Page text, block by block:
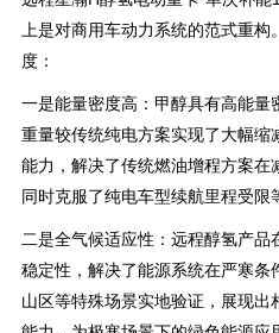
上是对商用车动力系统的范式重
度：
一是‌能量密度高：甲醇具有高能
重量较传统纯电方案实现了大幅
能力，解决了传统燃油增程方案在
同时克服了纯电车型续航里程受限
二是‌全气候适应性‌：远程醇氢产
稳定性，解决了能源系统在严寒条
山区等特殊场景实地验证，展现